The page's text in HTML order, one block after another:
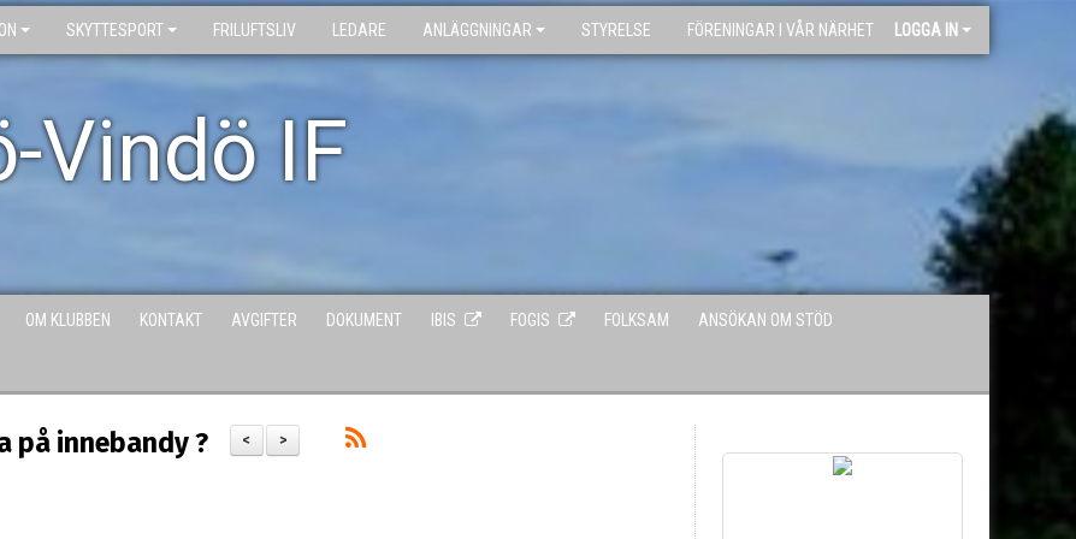
SKYTTESPORT FRILUFTSLIV LEDARE ANLÄGGNINGAR STYRELSE FÖRENINGAR I VÅR NÄRHET LOGGA IN
Vindö IF
OM KLUBBEN KONTAKT AVGIFTER DOKUMENT IBIS FOGIS FOLKSAM ANSÖKAN OM STÖD
>
<
på innebandy ?